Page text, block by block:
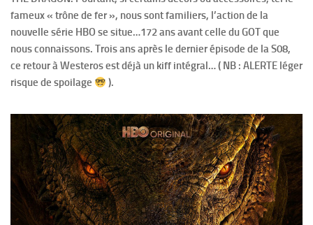
fameux « trône de fer », nous sont familiers, l’action de la
nouvelle série HBO se situe…172 ans avant celle du GOT que
nous connaissons. Trois ans après le dernier épisode de la S08,
ce retour à Westeros est déjà un kiff intégral… ( NB : ALERTE léger
risque de spoilage
).